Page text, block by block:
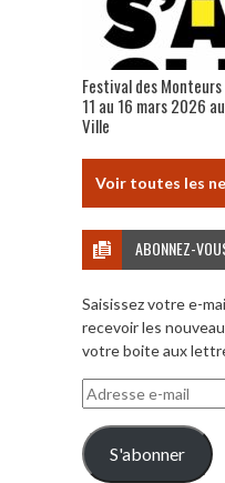
Festival des
11 au 16 mars 2026
Ville
Voir toutes les
ABONNEZ-
Saisissez votre e-
recevoir les
votre boite aux
Adresse
e-
mail
S'abonner